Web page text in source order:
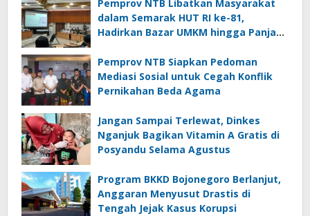
Pemprov NTB Libatkan Masyarakat
dalam Semarak HUT RI ke-81,
Hadirkan Bazar UMKM hingga Panjat
Pemprov NTB Siapkan Pedoman
Mediasi Sosial untuk Cegah Konflik
Pernikahan Beda Agama
Jangan Sampai Terlewat, Dinkes
Nganjuk Bagikan Vitamin A Gratis di
Posyandu Selama Agustus
Program BKKD Bojonegoro Berlanjut,
Anggaran Menyusut Drastis di
Tengah Jejak Kasus Korupsi